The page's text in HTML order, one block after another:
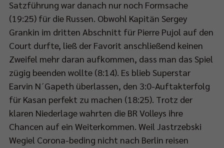
Satzführung war danach nur noch Formsache
(19:25) für die Russen. Obwohl Kapitän Sergey
Grankin im dritten Abschnitt für Pierre Pujol auf den
Court durfte, ließ der Favorit anschließend keinen
Zweifel mehr daran aufkommen, dass man das Spiel
zügig beenden wollte (8:14). Es blieb Superstar
Earvin N´Gapeth überlassen, den 3:0-Auftakterfolg
für Kasan perfekt zu machen (18:25). Trotz der
klaren Niederlage wahrten die BR Volleys ihre
Chancen auf ein Weiterkommen. Weil Jastrzebski
Wegiel Corona-beding nicht nach Berlin reisen